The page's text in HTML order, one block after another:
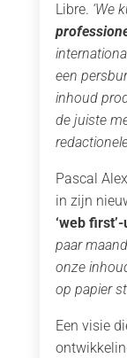
Libre. ‘We
een
inhoud
de juiste
Pascal
in zijn
‘web
paar
onze
op papier
Een visie